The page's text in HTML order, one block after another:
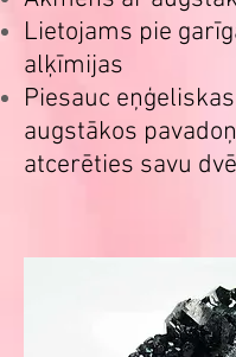
Lietojams pie
alķīmijas
Piesauc
augstākos
atcerēties savu